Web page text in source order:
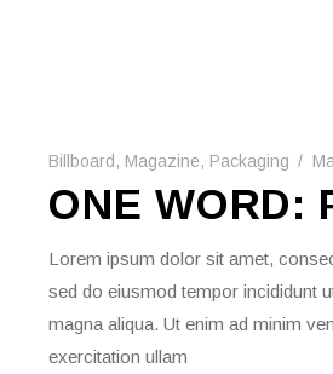
Billboard , Magazine, Packaging
ONE WORD:
Lorem ipsum dolor sit amet,
sed do eiusmod tempor incididunt
magna aliqua. Ut enim ad minim
exercitation ullam